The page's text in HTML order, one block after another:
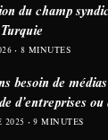
du champ
8 MINUTES
besoin de
d’entreprises ou
2025 9 MINUTES